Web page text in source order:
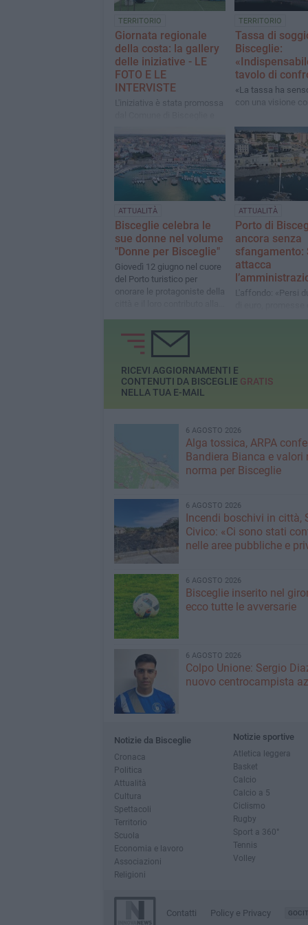
TERRITORIO
Giornata regionale
della costa: la gallery
delle iniziative - LE
FOTO E LE
INTERVISTE
​L'iniziativa è stata promossa
con diverse associazioni
locali
TERRITORIO
Tassa di
Bisceglie:
tavolo di
«La tassa ha
con una visione
ATTUALITÀ
Bisceglie celebra le
sue donne nel volume
"Donne per Bisceglie"
Giovedì 12 giugno nel cuore
del Porto turistico per
onorare le protagoniste della
ATTUALITÀ
Porto di
ancora senza
sfangamento:
attacca
L'affondo: «Persi
di euro,
mai mantenute»
RICEVI AGGIORNAMENTI E
CONTENUTI DA BISCEGLIE GRATIS
NELLA TUA E-MAIL
6 AGOSTO 2026
Alga tossica, ARPA
Bandiera Bianca e valori
norma per Bisceglie
6 AGOSTO 2026
Incendi boschivi in città,
Civico: «Ci sono stati
nelle aree pubbliche e
6 AGOSTO 2026
Bisceglie inserito nel
ecco tutte le avversarie
6 AGOSTO 2026
Colpo Unione: Sergio
nuovo centrocampista
Notizie da Bisceglie
Cronaca
Politica
Attualità
Cultura
Spettacoli
Territorio
Scuola
Economia e lavoro
Associazioni
Religioni
Notizie sportive
Atletica leggera
Basket
Calcio
Calcio a 5
Ciclismo
Rugby
Sport a 360°
Tennis
Volley
Contatti Policy e Privacy